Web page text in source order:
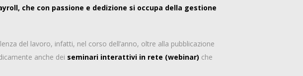
che con passione e dedizione si occupa della gestione
del lavoro, infatti, nel corso dell’anno, oltre alla pubblicazione
anche dei seminari interattivi in rete (webinar) che